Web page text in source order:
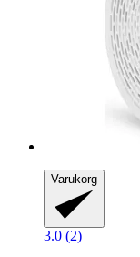
Varukorg
3.0 (2)